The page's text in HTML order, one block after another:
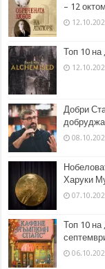
– 12
Топ 10 на
Добри
Харуки
Топ 10 на